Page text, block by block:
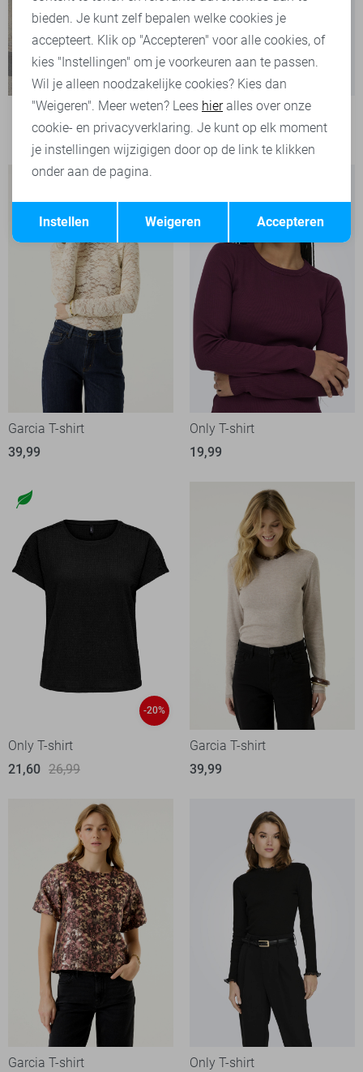
Only T-shirt
19,99
Garcia T-shirt
39,99
Only T-shirt
19,99
-20%
Only T-shirt
21,60 26,99
Garcia T-shirt
39,99
Garcia T-shirt
Only T-shirt
Terug Opslaan
bieden. Je kunt zelf bepalen welke cookies je
accepteert. Klik op "Accepteren" voor alle cookies, of
kies "Instellingen" om je voorkeuren aan te passen.
Wil je alleen noodzakelijke cookies? Kies dan
"Weigeren". Meer weten? Lees hieralles over onze
cookie- en privacyverklaring. Je kunt op elk moment
je instellingen wijzigigen door op de link te klikken
onder aan de pagina.
Accepteren
Weigeren
Instellen